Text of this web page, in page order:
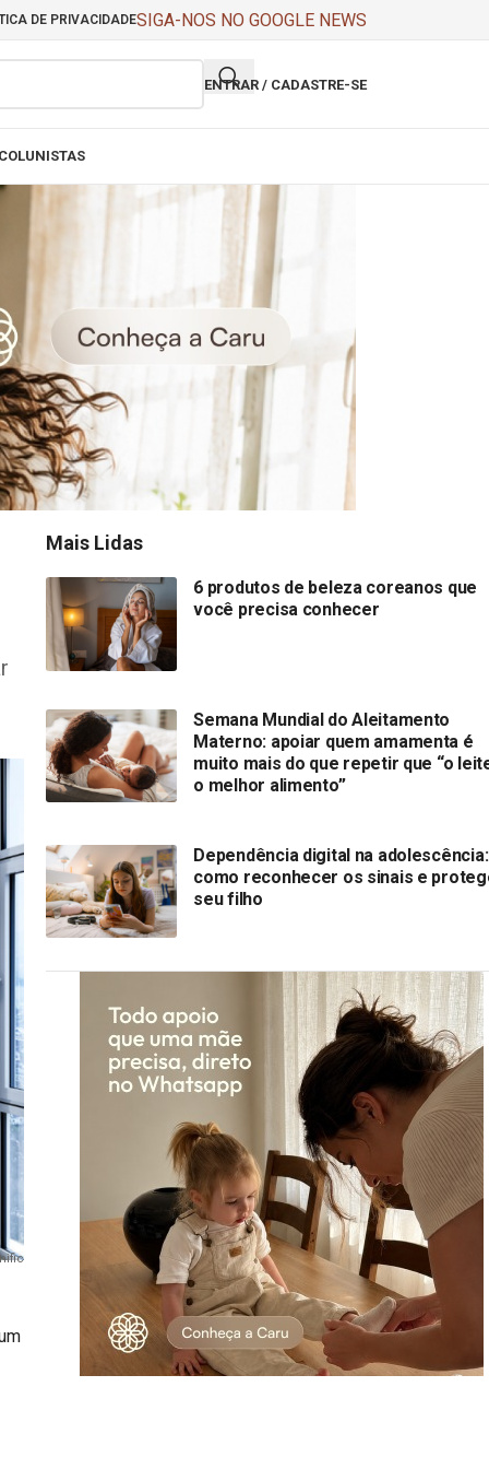
DE PRIVACIDADESIGA-NOS NO GOOGLE NEWS
ENTRAR / CADASTRE-SE
Mais Lidas
6 produtos de beleza coreanos que
você precisa conhecer
Semana Mundial do Aleitamento
Materno: apoiar quem amamenta é
muito mais do que repetir que “o
o melhor alimento”
Dependência digital na adolescência:
como reconhecer os sinais e
seu filho